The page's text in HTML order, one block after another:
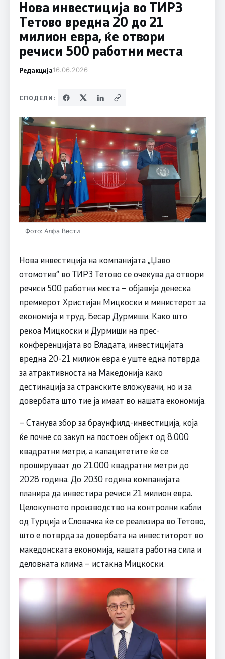
Нова инвестиција во ТИРЗ
Тетово вредна 20 до 21
милион евра, ќе отвори
речиси 500 работни места
Редакција16.06.2026
СПОДЕЛИ:
Фото: Алфа Вести
Нова инвестиција на компанијата „Џаво
отомотив“ во ТИРЗ Тетово се очекува да отвори
речиси 500 работни места – објавија денеска
премиерот Христијан Мицкоски и министерот за
економија и труд, Бесар Дурмиши. Како што
рекоа Мицкоски и Дурмиши на прес-
конференцијата во Владата, инвестицијата
вредна 20-21 милион евра е уште една потврда
за атрактивноста на Македонија како
дестинација за странските вложувачи, но и за
довербата што тие ја имаат во нашата економија.
– Станува збор за браунфилд-инвестиција, која
ќе почне со закуп на постоен објект од 8.000
квадратни метри, а капацитетите ќе се
прошируваат до 21.000 квадратни метри до
2028 година. До 2030 година компанијата
планира да инвeстира речиси 21 милион евра.
Целокупното производство на контролни кабли
од Турција и Словачка ќе се реализира во Тетово,
што е потврда за довербата на инвеститорот во
македонската економија, нашата работна сила и
деловната клима – истакна Мицкоски.